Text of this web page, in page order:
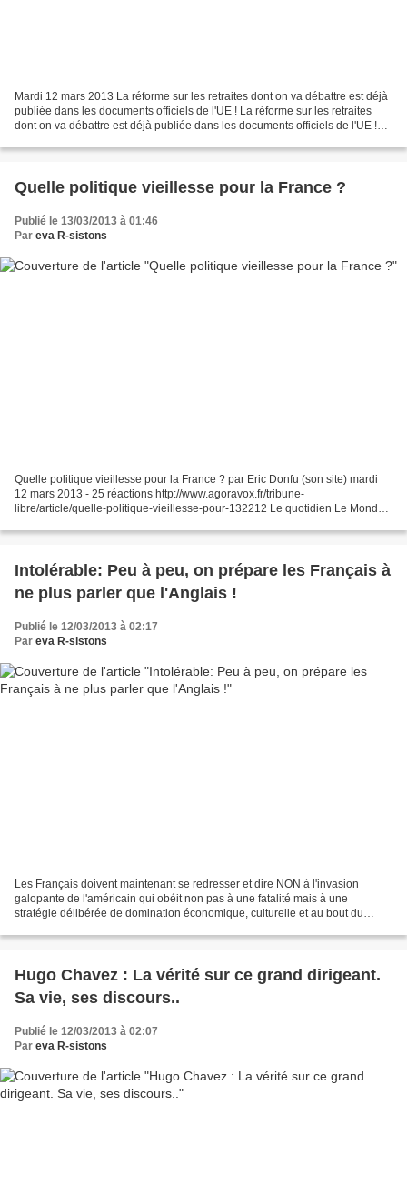
Mardi 12 mars 2013 La réforme sur les retraites dont on va débattre est déjà
publiée dans les documents officiels de l'UE ! La réforme sur les retraites
dont on va débattre est déjà publiée dans les documents officiels de l'UE !
Quelle politique vieillesse pour la France ?
Publié le 13/03/2013 à 01:46
Par eva R-sistons
Quelle politique vieillesse pour la France ? par Eric Donfu (son site) mardi
12 mars 2013 - 25 réactions http://www.agoravox.fr/tribune-
libre/article/quelle-politique-vieillesse-pour-132212 Le quotidien Le Monde
Intolérable: Peu à peu, on prépare les Français à
ne plus parler que l'Anglais !
Publié le 12/03/2013 à 02:17
Par eva R-sistons
Les Français doivent maintenant se redresser et dire NON à l'invasion
galopante de l'américain qui obéit non pas à une fatalité mais à une
stratégie délibérée de domination économique, culturelle et au bout du
Hugo Chavez : La vérité sur ce grand dirigeant.
Sa vie, ses discours..
Publié le 12/03/2013 à 02:07
Par eva R-sistons